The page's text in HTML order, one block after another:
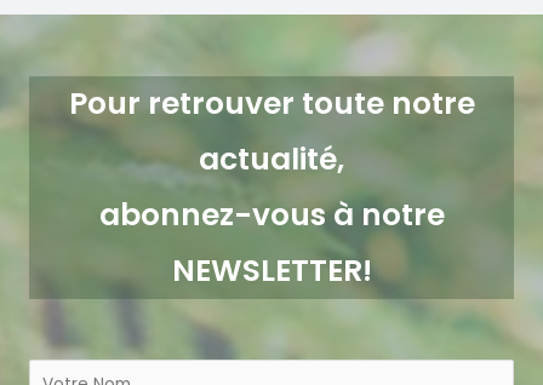
Pour retrouver toute notre
actualité,
abonnez-vous à notre
NEWSLETTER!